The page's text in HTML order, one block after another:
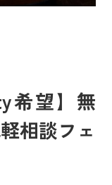
希望】無
相談フェ